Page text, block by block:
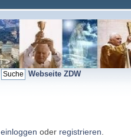
Webseite ZDW
einloggen oder registrieren